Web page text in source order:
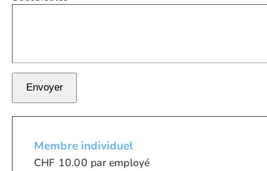
Membre individuel
CHF 10.00 par employé